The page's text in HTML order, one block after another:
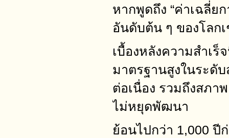
หากพูดถึง “ค่าเฉลี่ย
อันดับต้น ๆ ของโลก
เบื้องหลังความสำเ
มาตรฐานสูงในระดั
ต่อเนื่อง รวมถึงสภ
ไม่หยุดพัฒนา
ย้อนไปกว่า 1,000 ปี